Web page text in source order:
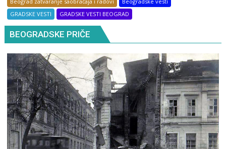
GRADSKE VESTI
GRADSKE VESTI BEOGRAD
BEOGRADSKE PRIČE